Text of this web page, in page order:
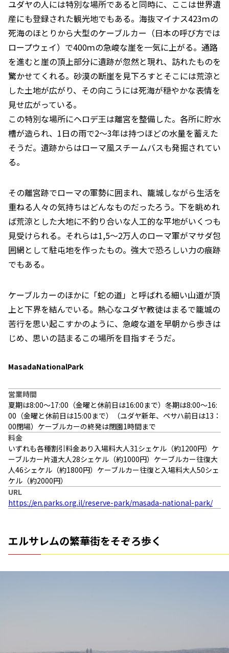
ユダヤの人には特別な場所であると同時に、ここは世界遺
産にも登録された観光地でもある。海抜マイナス423ｍの
死海のほとりから大型のケーブルカー（日本の呼び方では
ロープウェイ）で400ｍの急峻な崖を一気に上がる。通路
を進むと崖の頂上部分に遺跡が忽然と現れ、訪れたものを
驚かせてくれる。砂漠の断崖を見下ろすとそこには荒涼と
した土地が広がり、その向こうには死海が穏やかな表情を
見せ広がっている。
この特別な場所にヘロデ王は離宮を整備した。各所に貯水
槽が造られ、1日の雨で2～3年は持つほどの水量を蓄えた
そうだ。遺跡からはローマ風スチームバスも発掘されてい
る。
その離宮跡でローマの軍勢に囲まれ、籠城しながら生活を
重ねる人々の気持ちはどんなものだったろう。下を眺めれ
ば荒涼とした大地に不釣り合いな人工的な平地がいくつも
見受けられる。それらは1,5～2万人のローマ軍がマサダ包
囲網として駐屯地を作ったもの。強大で恐ろしい力の痕跡
でもある。
ケーブルカーのほかに「蛇の道」と呼ばれる細い山道が頂
上と下界を結んでいる。熱心なユダヤ教徒はまるで籠城の
苦行を思い起こすかのように、急峻な道を早朝から歩きは
じめ、思いの詰まるこの場所を目指すそうだ。
MasadaNationalPark
営業時間
夏期は8:00～17:00（金曜と休前日は16:00まで）冬期は8:00～16:
00（金曜と休前日は15:00まで）（ユダヤ新年、ペサハ前日は13：
00閉場）ケーブルカーの終発は閉園1時間まで
料金
いずれも各種割引料金あり入場料大人31シェケル（約1200円）ケ
ーブルカー片道大人28シェケル（約1000円）ケーブルカー往復大
人46シェケル（約1800円）ケーブルカー往復と入場料大人50シェ
ケル（約2000円）
URL
https://en.parks.org.il/reserve-park/masada-national-park/
エルサレムの繁華街をそぞろ歩く